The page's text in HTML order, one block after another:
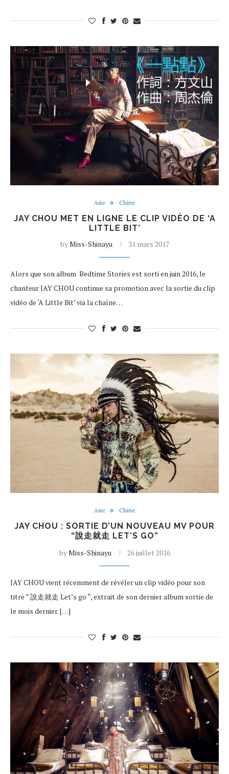
Asie Chine
JAY CHOU MET EN LIGNE LE CLIP VIDÉO DE ‘A
LITTLE BIT’
byMiss-Shinayu 31 mars 2017
Alors que son album Bedtime Stories est sorti en juin 2016, le
chanteur JAY CHOU continue sa promotion avec la sortie du clip
vidéo de ‘A Little Bit’ via la chaîne…
Asie Chine
JAY CHOU : SORTIE D’UN NOUVEAU MV POUR
“說走就走 LET’S GO”
byMiss-Shinayu 26 juillet 2016
JAY CHOU vient récemment de révéler un clip vidéo pour son
titre ” 說走就走 Let’s go “, extrait de son dernier album sortie de
le mois dernier. […]